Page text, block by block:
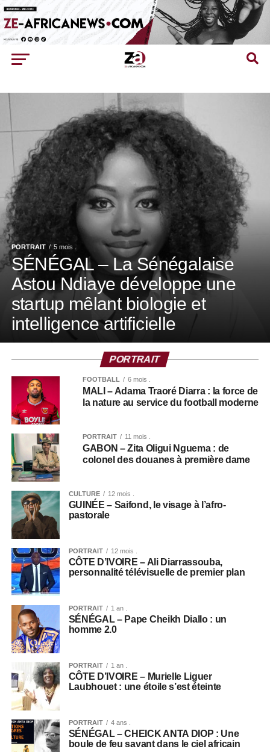
PORTRAIT 5 mois .
SÉNÉGAL – La Sénégalaise
Astou Ndiaye développe une
startup mêlant biologie et
intelligence artificielle
PORTRAIT
FOOTBALL 6 mois .
MALI – Adama Traoré Diarra : la force de
la nature au service du football moderne
PORTRAIT 11 mois .
GABON – Zita Oligui Nguema : de
colonel des douanes à première dame
CULTURE 12 mois .
GUINÉE – Saifond, le visage à l’afro-
pastorale
PORTRAIT 12 mois .
CÔTE D’IVOIRE – Ali Diarrassouba,
personnalité télévisuelle de premier plan
PORTRAIT 1 an .
SÉNÉGAL – Pape Cheikh Diallo : un
homme 2.0
PORTRAIT 1 an .
CÔTE D’IVOIRE – Murielle Liguer
Laubhouet : une étoile s’est éteinte
PORTRAIT 4 ans .
SÉNÉGAL – CHEICK ANTA DIOP : Une
boule de feu savant dans le ciel africain